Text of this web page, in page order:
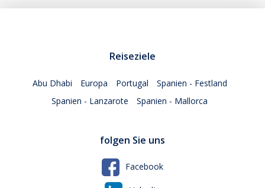
Reiseziele
Abu Dhabi Europa Portugal
Spanien - Festland
Spanien - Lanzarote
Spanien - Mallorca
folgen Sie uns
Facebook